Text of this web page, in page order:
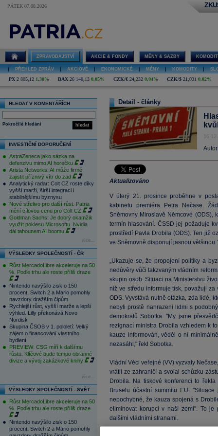
PÁTEK 07.08.2026
ZPRAVODAJSTVÍ AKCIE & FONDY MĚNY & SAZBY
PŘEHLED ZPRÁV AKCIOVÉ EKONOMICKÉ MĚNY KOMODITY
PX 2 805,12 1,30% DAX 26 140,13 0,05% CZK/€ 24,232 0,04% CZK/$ 21,031 0,02%
HLEDAT V KOMENTÁŘÍCH
hledat
Pokročilé hledání
INVESTIČNÍ DOPORUČENÍ
AstraZeneca jako sázka na
defenzivu mimo AI horečku
Arista Networks: AI může firmě
zajistit příznivý vítr do zad
Analytický radar: Colt CZ roste díky
vyšší marži, širší integraci i
stabilnějšímu byznysu
Nové střelivo pro další růst. Patria
mění cílovou cenu pro Colt CZ
Goldman Sachs: Je dobrý okamžik
využít poklesu Microsoftu. Nvidia
dál tahounem AI boomu
více...
VÝSLEDKY SPOLEČNOSTÍ - ČR
Růst MercadoLibre akceleruje na 50
%. Podle trhu ale roste příliš draze
Nintendo navýšilo zisk o 150
procent. Switch 2 a Mario pomohly
navzdory dražším čipům
Rychlejší růst, vyšší marže a lepší
výhled. Lilly překonává Novo
Nordisk
Skupina ČSOB v 1. pololetí: Velký
zájem o financování vlastního
bydlení
PREVIEW: CSG míří k dalšímu
růstu. Klíčové bude tempo obranné
divize a vývoj zakázkové knihy
více...
VÝSLEDKY SPOLEČNOSTÍ - SVĚT
Růst MercadoLibre akceleruje na 50
%. Podle trhu ale roste příliš draze
Nintendo navýšilo zisk o 150
procent. Switch 2 a Mario pomohly
Detail - články
Aktualizováno
V úterý 21. prosince proběhne v
kabinetu premiéra Petra Nečase.
Sněmovny Miroslavě Němcové (ODS),
termín hlasování. ČSSD jej požaduje
prostředí Pavla Drobila (ODS). Ten již
ve Sněmovně disponují jasnou většinou
„Ukazuje se, že propojení politiky a
nedůvěry vůči takzvaným vládním
skupin osob. Situaci na Ministerstvu
níž ve středu informuje tisk, považuji
ODS. Vyvstává nutně otázka, zda lidé,
nebyli prostě nahrazeni lidmi s
demokratů Sobotka. "My jsme
rezignací ministra Drobila vzhledem k
kauze informován, věděl o ní
nezasáhl," řekl Sobotka.
Vládní Věci veřejné (VV) vyzvaly
vrátil ze zahraničí a svolal schůzku
Drobila. Na tiskové konferenci to
Bruselu účastní summitu EU.
nepochybné, že kauza spojená s
eliminovat korupci v naší zemi". To
dalšími vládními stranami.